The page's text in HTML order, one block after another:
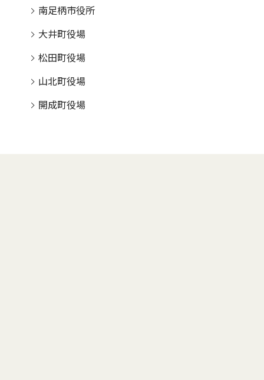
南足柄市役所
大井町役場
松田町役場
山北町役場
開成町役場